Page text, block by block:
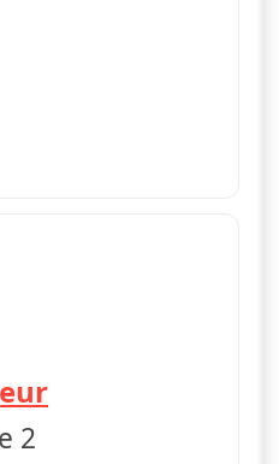
— L'incroyable
2